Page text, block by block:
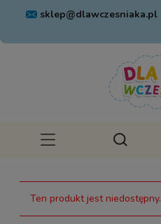
sklep@dlawczesniaka.pl
Ten produkt jest niedostępny.